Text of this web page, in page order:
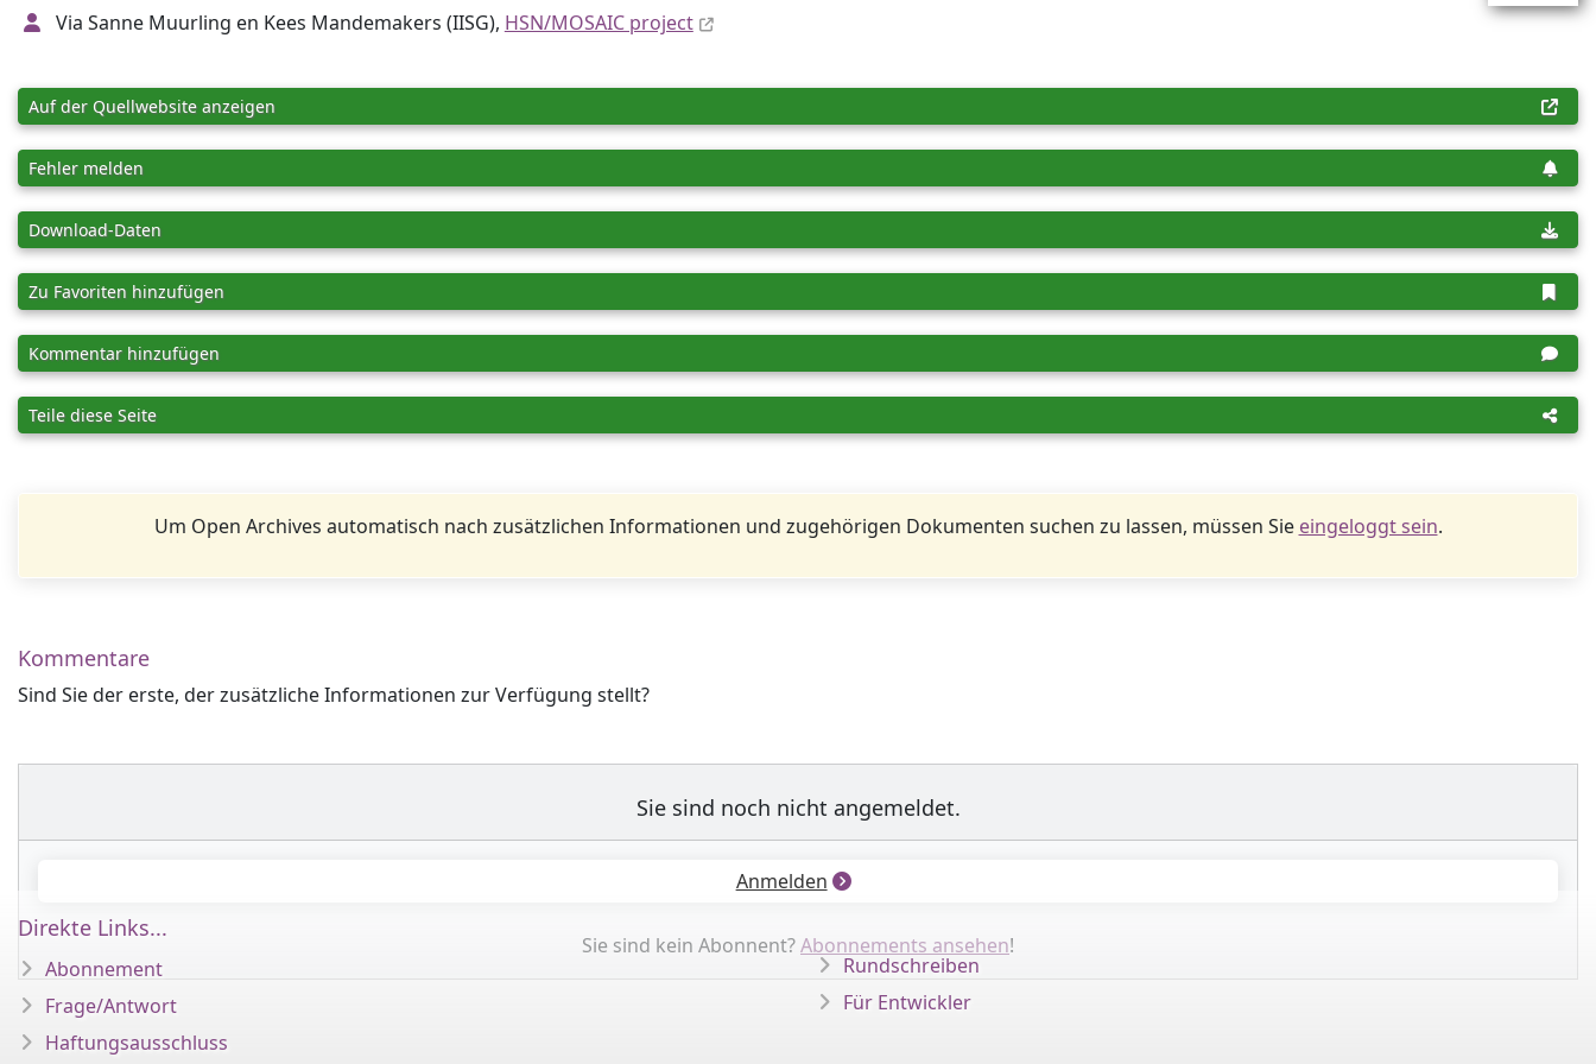
Via Sanne Muurling en Kees Mandemakers (IISG), HSN/MOSAIC project
Auf der Quellwebsite anzeigen
Fehler melden
Download-Daten
Zu Favoriten hinzufügen
Kommentar hinzufügen
Teile diese Seite
Um Open Archives automatisch nach zusätzlichen Informationen und zugehörigen Dokumenten suchen zu lassen, müssen Sie eingeloggt sein.
Kommentare
Sind Sie der erste, der zusätzliche Informationen zur Verfügung stellt?
Sie sind noch nicht angemeldet.
Anmelden
Sie sind kein Abonnent?Abonnements ansehen!
Direkte Links...
Abonnement
Frage/Antwort
Haftungsausschluss
Rundschreiben
Für Entwickler